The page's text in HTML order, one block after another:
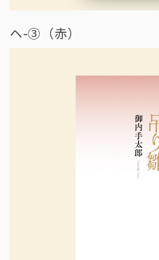
ヘ-③（赤）